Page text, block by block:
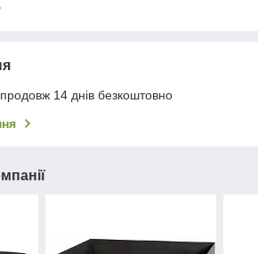
14 днів безкоштовно